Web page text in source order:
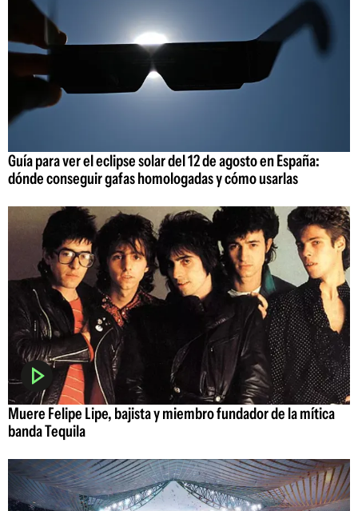
Guía para ver el eclipse solar del 12 de agosto en España:
dónde conseguir gafas homologadas y cómo usarlas
Muere Felipe Lipe, bajista y miembro fundador de la mítica
banda Tequila